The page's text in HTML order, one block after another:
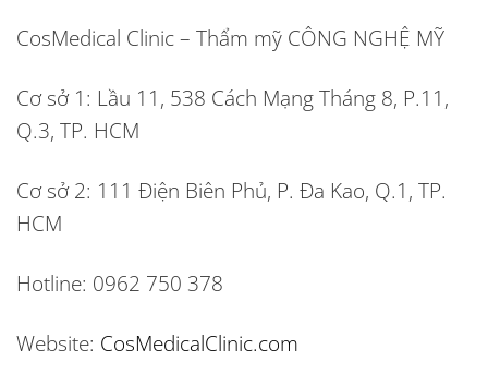
CosMedical Clinic – Thẩm mỹ CÔNG NGHỆ MỸ
Cơ sở 1: Lầu 11, 538 Cách Mạng Tháng 8, P.11,
Q.3, TP. HCM
Cơ sở 2: 111 Điện Biên Phủ, P. Đa Kao, Q.1, TP.
HCM
Hotline: 0962 750 378
Website: CosMedicalClinic.com